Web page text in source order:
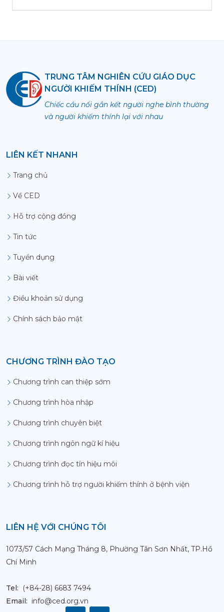
TRUNG TÂM NGHIÊN CỨU GIÁO DỤC
NGƯỜI KHIẾM THÍNH (CED)
Chiếc cầu nối gắn kết người nghe bình thường
và người khiếm thính lại với nhau
LIÊN KẾT NHANH
Trang chủ
Về CED
Hỗ trợ cộng đồng
Tin tức
Tuyển dụng
Bài viết
Điều khoản sử dụng
Chính sách bảo mật
CHƯƠNG TRÌNH ĐÀO TẠO
Chương trình can thiệp sớm
Chương trình hòa nhập
Chương trình chuyên biệt
Chương trình ngôn ngữ kí hiệu
Chương trình đọc tín hiệu môi
Chương trình hỗ trợ người khiếm thính ở bệnh viện
LIÊN HỆ VỚI CHÚNG TÔI
1073/57 Cách Mạng Tháng 8, Phường Tân Sơn Nhất, TP.Hồ
Chí Minh
Tel: (+84-28) 6683 7494
Email: info@ced.org.vn